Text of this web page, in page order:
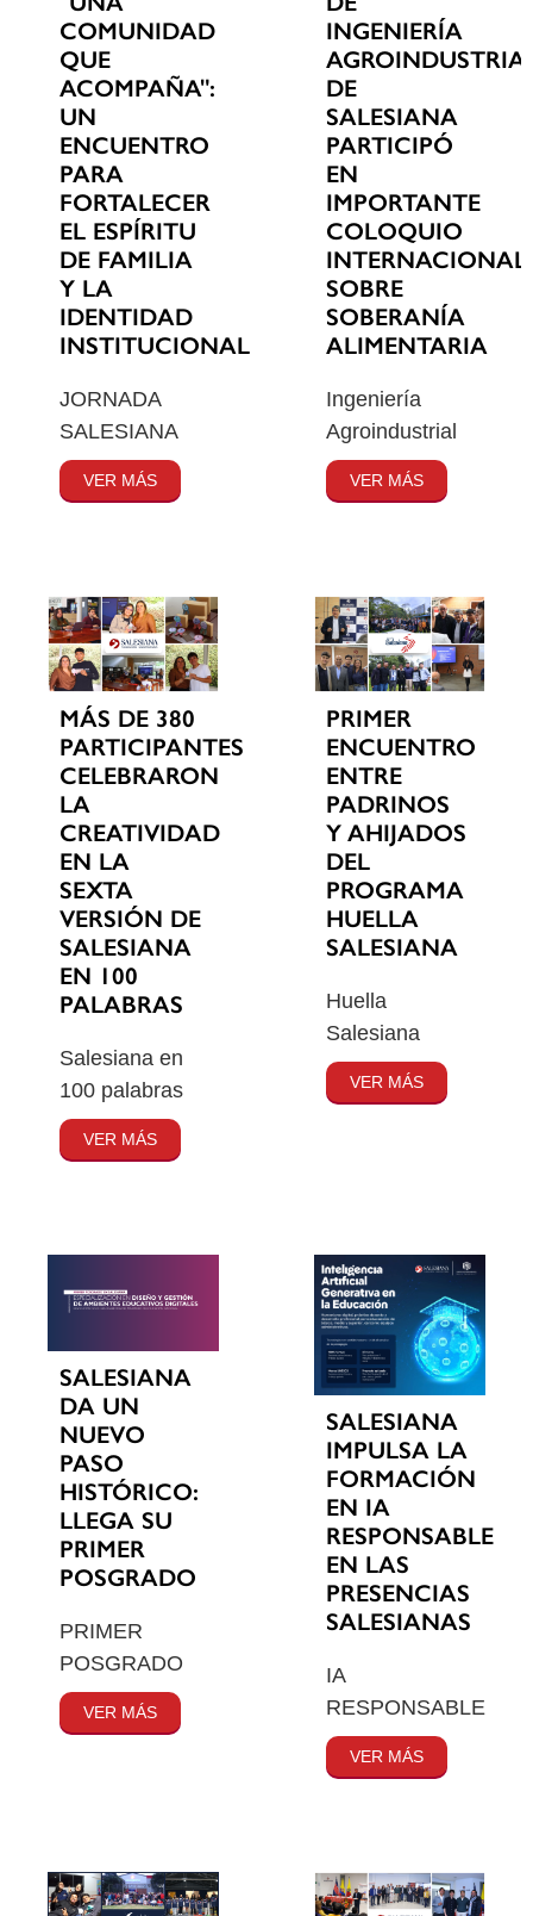
COMUNIDAD
QUE
ACOMPAÑA":
UN
ENCUENTRO
PARA
FORTALECER
EL ESPÍRITU
DE FAMILIA
Y LA
IDENTIDAD
INSTITUCIONAL
JORNADA
SALESIANA
VER MÁS
INGENIERÍA
DE
SALESIANA
PARTICIPÓ
EN
IMPORTANTE
COLOQUIO
INTERNACIONAL
SOBRE
SOBERANÍA
ALIMENTARIA
Ingeniería
Agroindustrial
VER MÁS
MÁS DE 380
PARTICIPANTES
CELEBRARON
LA
CREATIVIDAD
EN LA
SEXTA
VERSIÓN DE
SALESIANA
EN 100
PALABRAS
Salesiana en
100 palabras
VER MÁS
PRIMER
ENCUENTRO
ENTRE
PADRINOS
Y AHIJADOS
DEL
PROGRAMA
HUELLA
SALESIANA
Huella
Salesiana
VER MÁS
SALESIANA
DA UN
NUEVO
PASO
HISTÓRICO:
LLEGA SU
PRIMER
POSGRADO
PRIMER
POSGRADO
VER MÁS
SALESIANA
IMPULSA LA
FORMACIÓN
EN IA
RESPONSABLE
EN LAS
PRESENCIAS
SALESIANAS
IA
RESPONSABLE
VER MÁS